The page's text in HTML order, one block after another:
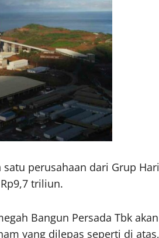
satu perusahaan dari Grup
triliun.
Bangun Persada Tbk
yang dilepas seperti di